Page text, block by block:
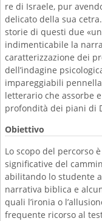
re di Israele, pur
delicato della sua
storie di questi due
indimenticabile la
caratterizzazione dei
dell’indagine
impareggiabili
letterario che assorbe
profondità dei piani di
Obiettivo
Lo scopo del percorso
significative del
abilitando lo studente
narrativa biblica e
quali l’ironia o
frequente ricorso al